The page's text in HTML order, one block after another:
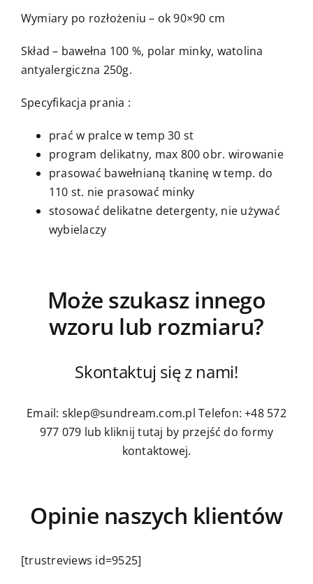
Wymiary po rozłożeniu – ok 90×90 cm
Skład – bawełna 100 %, polar minky, watolina
antyalergiczna 250g.
Specyfikacja prania :
prać w pralce w temp 30 st
program delikatny, max 800 obr. wirowanie
prasować bawełnianą tkaninę w temp. do
110 st. nie prasować minky
stosować delikatne detergenty, nie używać
wybielaczy
Może szukasz innego
wzoru lub rozmiaru?
Skontaktuj się z nami!
Email: sklep@sundream.com.pl Telefon: +48 572
977 079 lub kliknij tutaj by przejść do formy
kontaktowej.
Opinie naszych klientów
[trustreviews id=9525]